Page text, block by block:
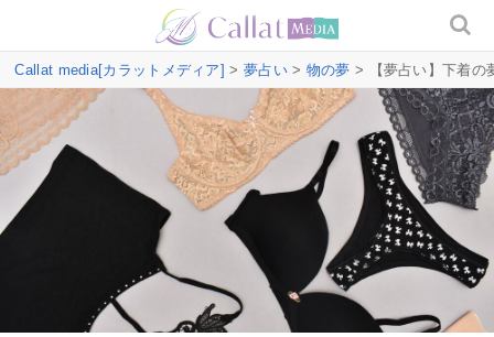
Callat media[カラットメディア] > 夢占い> 物の夢 > 【夢占い】下着の